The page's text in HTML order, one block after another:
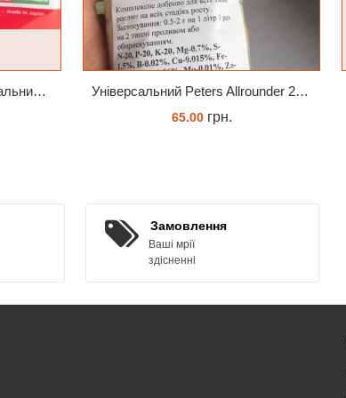
Стимулятор HB-101 Натуральний віталайзер 6 мл Універсальний Peters Allrounder 20-20-20+ТЕ
65.00грн.
Замовлення
Ваші мрії
здісненні